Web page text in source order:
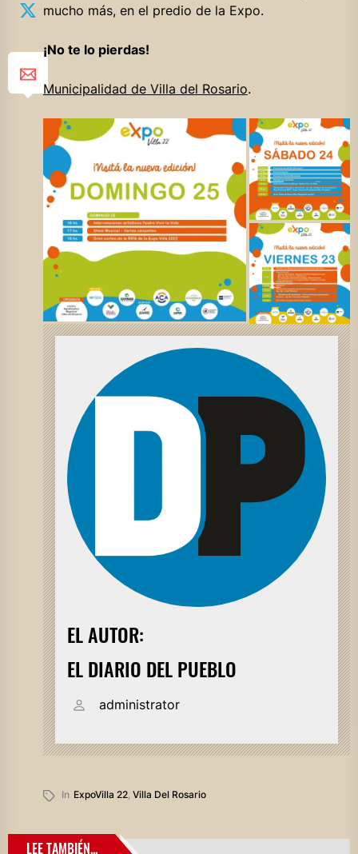
mucho más, en el predio de la Expo.
¡No te lo pierdas!
Municipalidad de Villa del Rosario.
EL AUTOR:
EL DIARIO DEL PUEBLO
administrator
In ExpoVilla 22, Villa Del Rosario
LEE TAMBIÉN...